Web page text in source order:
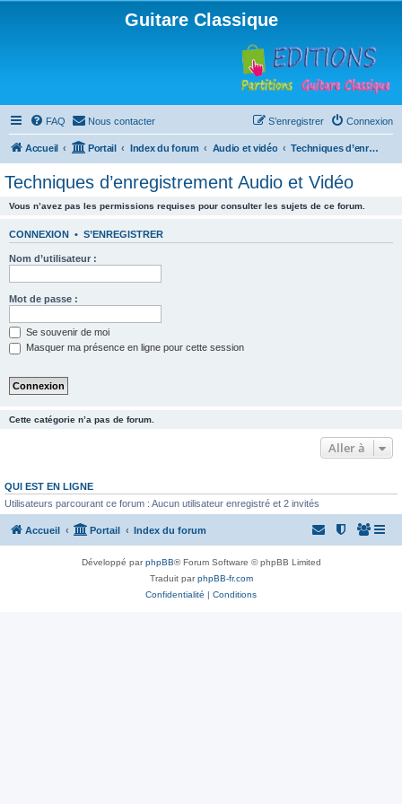
Guitare Classique
FAQ Nous contacter Connexion
S’enregistrer
Accueil Portail Index du forum Audio et vidéo Techniques d’enregistrement Audio et Vidéo
Techniques d’enregistrement Audio et Vidéo
Vous n’avez pas les permissions requises pour consulter les sujets de ce forum.
CONNEXION • S’ENREGISTRER
Nom d’utilisateur :
Mot de passe :
Se souvenir de moi
Masquer ma présence en ligne pour cette session
Cette catégorie n’a pas de forum.
Aller à
QUI EST EN LIGNE
Utilisateurs parcourant ce forum : Aucun utilisateur enregistré et 2 invités
Accueil Portail Index du forum
Développé parphpBB® Forum Software © phpBB Limited
Traduit parphpBB-fr.com
Confidentialité | Conditions